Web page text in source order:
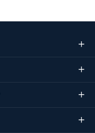



